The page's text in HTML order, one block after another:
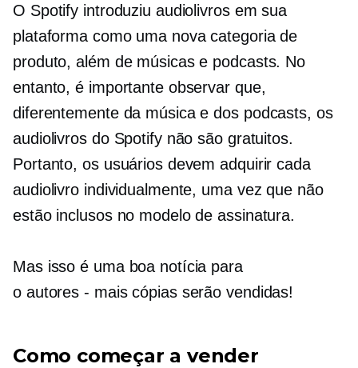
O Spotify introduziu audiolivros em sua
plataforma como uma nova categoria de
produto, além de músicas e podcasts. No
entanto, é importante observar que,
diferentemente da música e dos podcasts, os
audiolivros do Spotify não são gratuitos.
Portanto, os usuários devem adquirir cada
audiolivro individualmente, uma vez que não
estão inclusos no modelo de assinatura.
Mas isso é uma boa notícia para
o autores - maiscópias serão vendidas!
Como começar a vender